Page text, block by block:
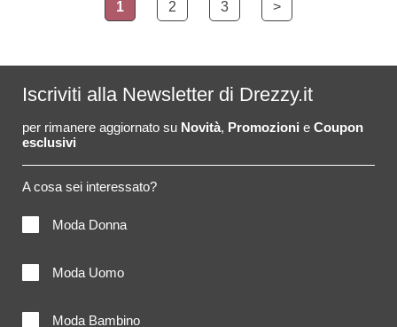
1 2 3 >
Iscriviti alla Newsletter di Drezzy.it
per rimanere aggiornato su Novità, Promozioni e Coupon
esclusivi
A cosa sei interessato?
Moda Donna
Moda Uomo
Moda Bambino